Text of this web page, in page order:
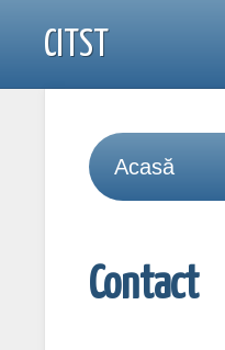
CITST
Acasă
Contact